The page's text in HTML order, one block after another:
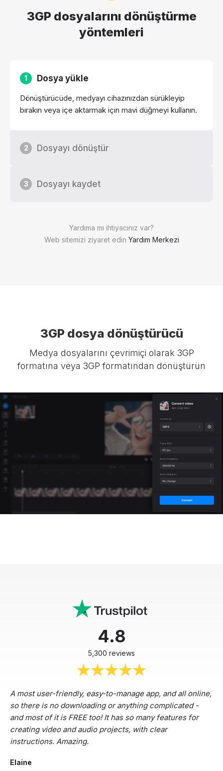
3GP dosyalarını dönüştürme
yöntemleri
Yardıma mı ihtiyacınız var?
Web sitemizi ziyaret edin Yardım Merkezi
1 Dosya yükle
Dönüştürücüde, medyayı cihazınızdan sürükleyip
bırakın veya içe aktarmak için mavi düğmeyi kullanın.
2 Dosyayı dönüştür
3 Dosyayı kaydet
3GP dosya dönüştürücü
Medya dosyalarını çevrimiçi olarak 3GP
formatına veya 3GP formatından dönüştürün
4.8
5,300 reviews
A most user-friendly, easy-to-manage app, and all online,
so there is no downloading or anything complicated -
and most of it is FREE too! It has so many features for
creating video and audio projects, with clear
instructions. Amazing.
Elaine